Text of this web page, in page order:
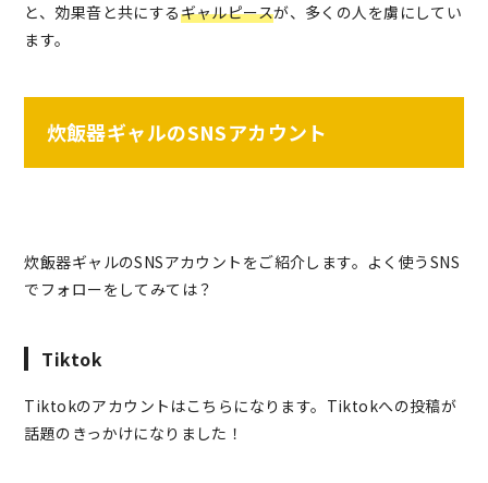
と、効果音と共にするギャルピースが、多くの人を虜にしてい
ます。
炊飯器ギャルのSNSアカウント
炊飯器ギャルのSNSアカウントをご紹介します。よく使うSNS
でフォローをしてみては？
Tiktok
Tiktokのアカウントはこちらになります。Tiktokへの投稿が
話題のきっかけになりました！